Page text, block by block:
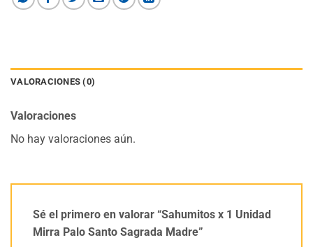
VALORACIONES (0)
Valoraciones
No hay valoraciones aún.
Sé el primero en valorar “Sahumitos x 1 Unidad
Mirra Palo Santo Sagrada Madre”